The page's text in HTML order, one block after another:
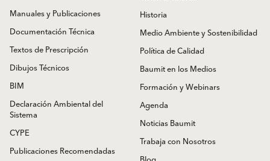
ColorDesign Baumit Life
Simulador Color
Manuales y Publicaciones
Documentación Técnica
Textos de Prescripción
Dibujos Técnicos
BIM
Declaración Ambiental del
Sistema
Oficinas Centrales
Vision & Valores
Historia
Medio Ambiente y Sostenibilidad
Política de Calidad
Baumit en los Medios
Formación y Webinars
Agenda
Noticias Baumit